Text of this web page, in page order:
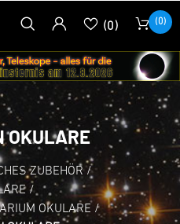
(0) (0)
OKULARE
ZUBEHÖR /
/
OKULARE /